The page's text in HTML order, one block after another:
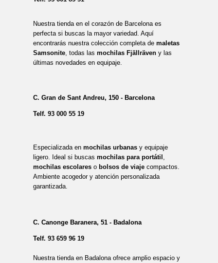
Nuestra tienda en el corazón de Barcelona es
perfecta si buscas la mayor variedad. Aquí
encontrarás nuestra colección completa de maletas
Samsonite, todas las mochilas Fjällräveny las
últimas novedades en equipaje.
C. Gran de Sant Andreu, 150 - Barcelona
Telf. 93 000 55 19
Especializada en mochilas urbanasy equipaje
ligero. Ideal si buscas mochilas para portátil
mochilas escolareso bolsos de viajecompactos.
Ambiente acogedor y atención personalizada
garantizada.
C. Canonge Baranera, 51 - Badalona
Telf. 93 659 96 19
Nuestra tienda en Badalona ofrece amplio espacio y